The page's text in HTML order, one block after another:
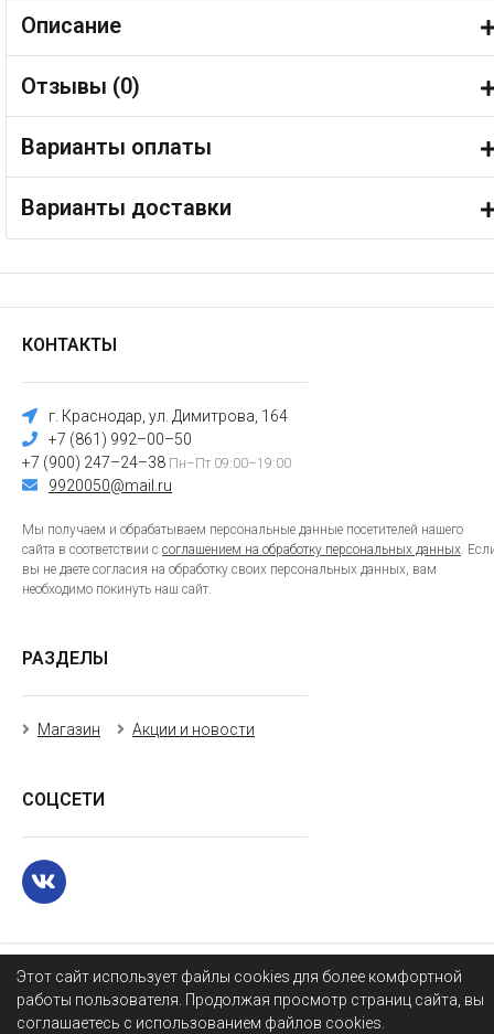
Этот сайт использует файлы cookies для более комфортной
работы пользователя. Продолжая просмотр страниц сайта, вы
соглашаетесь с использованием файлов cookies.
Описание
Отзывы (0)
Варианты оплаты
Варианты доставки
КОНТАКТЫ
г. Краснодар, ул. Димитрова, 164
+7 (861) 992–00–50
+7 (900) 247–24–38 Пн–Пт 09:00–19:00
9920050@mail.ru
Мы получаем и обрабатываем персональные данные посетителей нашего
сайта в соответствии с соглашением на обработку персональных данных.
вы не даете согласия на обработку своих персональных данных, вам
необходимо покинуть наш сайт.
РАЗДЕЛЫ
Магазин Акции и новости
СОЦСЕТИ